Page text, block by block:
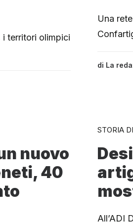
i territori olimpici
Una
di La
nuovo
40
STORIA
All’ADI